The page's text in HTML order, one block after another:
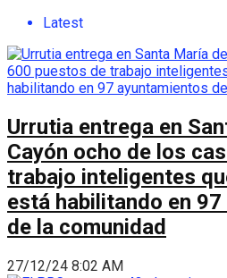
Latest
Urrutia entrega en
Cayón ocho de los
trabajo inteligentes
está habilitando en
de la comunidad
27/12/24 8:02 AM